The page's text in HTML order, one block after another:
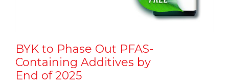
BYK to Phase Out PFAS-
Containing Additives by
End of 2025